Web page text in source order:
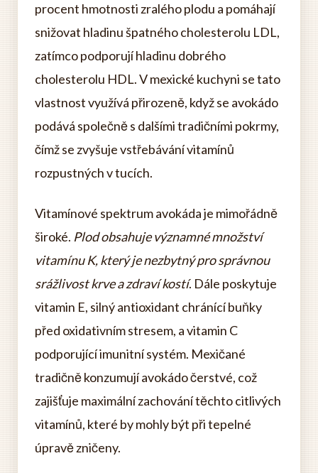
procent hmotnosti zralého plodu a pomáhají
snižovat hladinu špatného cholesterolu LDL,
zatímco podporují hladinu dobrého
cholesterolu HDL. V mexické kuchyni se tato
vlastnost využívá přirozeně, když se avokádo
podává společně s dalšími tradičními pokrmy,
čímž se zvyšuje vstřebávání vitamínů
rozpustných v tucích.
Vitamínové spektrum avokáda je mimořádně
široké. Plod obsahuje významné množství
vitamínu K, který je nezbytný pro správnou
srážlivost krve a zdraví kostí. Dále poskytuje
vitamin E, silný antioxidant chránící buňky
před oxidativním stresem, a vitamin C
podporující imunitní systém. Mexičané
tradičně konzumují avokádo čerstvé, což
zajišťuje maximální zachování těchto citlivých
vitamínů, které by mohly být při tepelné
úpravě zničeny.